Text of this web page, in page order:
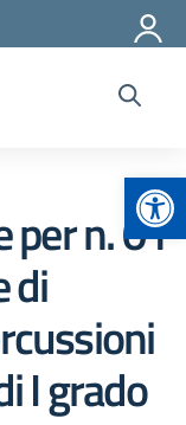
per n. 01
di
I grado